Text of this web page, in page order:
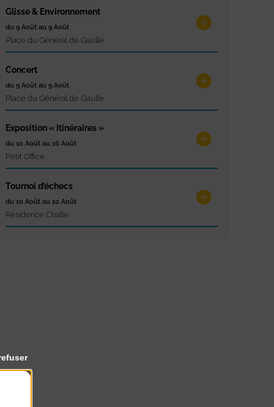
Glisse & Environnement
du 9 Août au 9 Août
Place du Général de Gaulle
Concert
du 9 Août au 9 Août
Place du Général de Gaulle
Exposition « Itinéraires »
du 10 Août au 16 Août
Petit Office
Tournoi d’échecs
du 10 Août au 10 Août
Résidence Challe